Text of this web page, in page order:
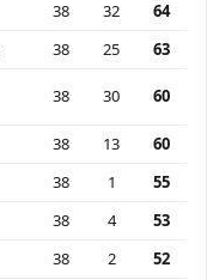
38 32
64
38 25 63
38 30 60
38 13
60
38 1
55
38 4
53
38 2
52